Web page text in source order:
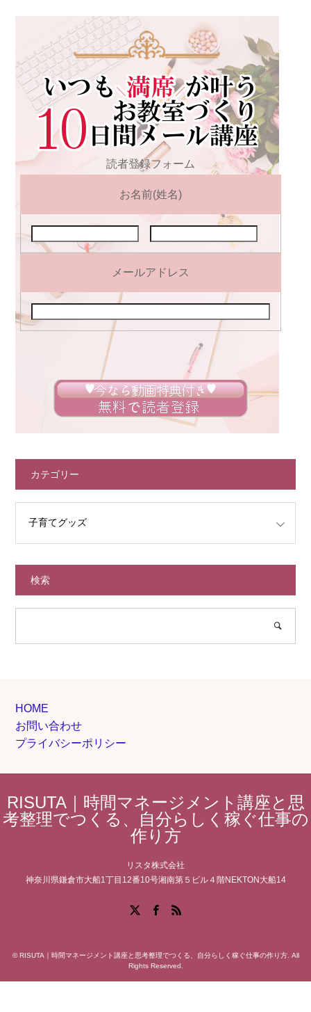
読者登録フォーム
お名前(姓名)
メールアドレス
カテゴリー
検索
HOME
お問い合わせ
プライバシーポリシー
RISUTA｜時間マネージメント講座と思
考整理でつくる、自分らしく稼ぐ仕事の
作り方
リスタ株式会社
神奈川県鎌倉市大船1丁目12番10号湘南第５ビル４階NEKTON大船14
©RISUTA｜時間マネージメント講座と思考整理でつくる、自分らしく稼ぐ仕事の作り方. All
Rights Reserved.